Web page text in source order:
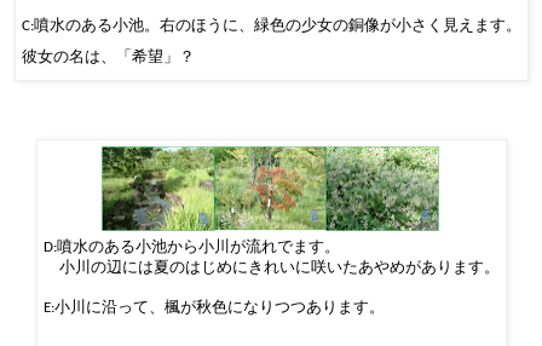
C:噴水のある小池。右のほうに、緑色の少女の銅像が小さく見えます。
彼女の名は、「希望」？
D:噴水のある小池から小川が流れでます。
小川の辺には夏のはじめにきれいに咲いたあやめがあります。
E:小川に沿って、楓が秋色になりつつあります。